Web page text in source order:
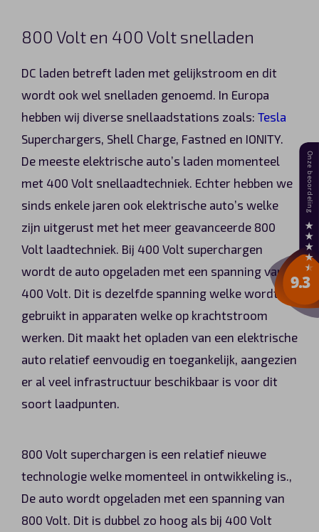
800 Volt en 400 Volt snelladen
DC laden betreft laden met gelijkstroom en dit
wordt ook wel snelladen genoemd. In Europa
hebben wij diverse snellaadstations zoals: Tesla
Superchargers, Shell Charge, Fastned en IONITY.
De meeste elektrische auto’s laden momenteel
met 400 Volt snellaadtechniek. Echter hebben we
sinds enkele jaren ook elektrische auto’s welke
zijn uitgerust met het meer geavanceerde 800
Volt laadtechniek. Bij 400 Volt superchargen
wordt de auto opgeladen met een spanning van
400 Volt. Dit is dezelfde spanning welke wordt
gebruikt in apparaten welke op krachtstroom
werken. Dit maakt het opladen van een elektrische
auto relatief eenvoudig en toegankelijk, aangezien
er al veel infrastructuur beschikbaar is voor dit
soort laadpunten.
800 Volt superchargen is een relatief nieuwe
technologie welke momenteel in ontwikkeling is.,
De auto wordt opgeladen met een spanning van
800 Volt. Dit is dubbel zo hoog als bij 400 Volt